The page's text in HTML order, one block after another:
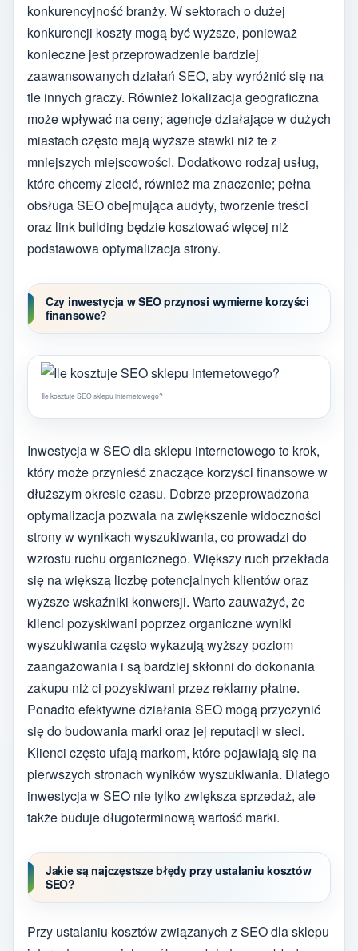
konkurencyjność branży. W sektorach o dużej
konkurencji koszty mogą być wyższe, ponieważ
konieczne jest przeprowadzenie bardziej
zaawansowanych działań SEO, aby wyróżnić się na
tle innych graczy. Również lokalizacja geograficzna
może wpływać na ceny; agencje działające w dużych
miastach często mają wyższe stawki niż te z
mniejszych miejscowości. Dodatkowo rodzaj usług,
które chcemy zlecić, również ma znaczenie; pełna
obsługa SEO obejmująca audyty, tworzenie treści
oraz link building będzie kosztować więcej niż
podstawowa optymalizacja strony.
Czy inwestycja w SEO przynosi wymierne korzyści
finansowe?
Ile kosztuje SEO sklepu internetowego?
Inwestycja w SEO dla sklepu internetowego to krok,
który może przynieść znaczące korzyści finansowe w
dłuższym okresie czasu. Dobrze przeprowadzona
optymalizacja pozwala na zwiększenie widoczności
strony w wynikach wyszukiwania, co prowadzi do
wzrostu ruchu organicznego. Większy ruch przekłada
się na większą liczbę potencjalnych klientów oraz
wyższe wskaźniki konwersji. Warto zauważyć, że
klienci pozyskiwani poprzez organiczne wyniki
wyszukiwania często wykazują wyższy poziom
zaangażowania i są bardziej skłonni do dokonania
zakupu niż ci pozyskiwani przez reklamy płatne.
Ponadto efektywne działania SEO mogą przyczynić
się do budowania marki oraz jej reputacji w sieci.
Klienci często ufają markom, które pojawiają się na
pierwszych stronach wyników wyszukiwania. Dlatego
inwestycja w SEO nie tylko zwiększa sprzedaż, ale
także buduje długoterminową wartość marki.
Jakie są najczęstsze błędy przy ustalaniu kosztów
SEO?
Przy ustalaniu kosztów związanych z SEO dla sklepu